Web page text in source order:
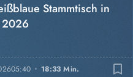
Stammtisch in
2026
05:40 18:33 Min. bookmark_border